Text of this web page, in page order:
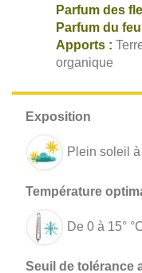
Parfum des
Parfum du
Apports :
organique
Plein soleil
De 0 à 15°